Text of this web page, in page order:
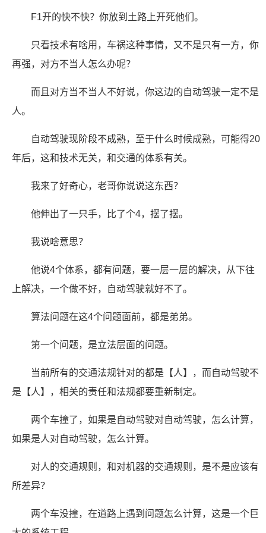
F1开的快不快？你放到土路上开死他们。
只看技术有啥用，车祸这种事情，又不是只有一方，你
再强，对方不当人怎么办呢？
而且对方当不当人不好说，你这边的自动驾驶一定不是
人。
自动驾驶现阶段不成熟，至于什么时候成熟，可能得20
年后，这和技术无关，和交通的体系有关。
我来了好奇心，老哥你说说这东西？
他伸出了一只手，比了个4，摆了摆。
我说啥意思？
他说4个体系，都有问题，要一层一层的解决，从下往
上解决，一个做不好，自动驾驶就好不了。
算法问题在这4个问题面前，都是弟弟。
第一个问题，是立法层面的问题。
当前所有的交通法规针对的都是【人】，而自动驾驶不
是【人】，相关的责任和法规都要重新制定。
两个车撞了，如果是自动驾驶对自动驾驶，怎么计算，
如果是人对自动驾驶，怎么计算。
对人的交通规则，和对机器的交通规则，是不是应该有
所差异？
两个车没撞，在道路上遇到问题怎么计算，这是一个巨